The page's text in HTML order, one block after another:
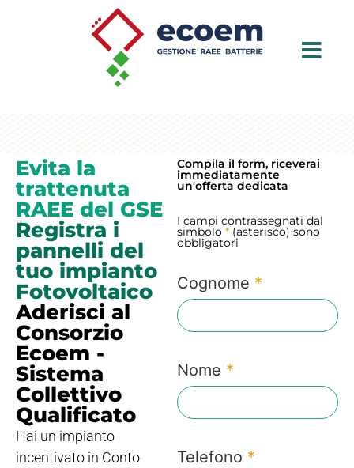
Evita la
trattenuta
RAEE del GSE
Registra i
pannelli del
tuo impianto
Fotovoltaico
Aderisci al
Consorzio
Ecoem -
Sistema
Collettivo
Qualificato
Hai un impianto
incentivato in Conto
Compila il form, riceverai
immediatamente
un'offerta dedicata
I campi contrassegnati dal
simbolo * (asterisco) sono
obbligatori
Cognome *
Nome *
Telefono *